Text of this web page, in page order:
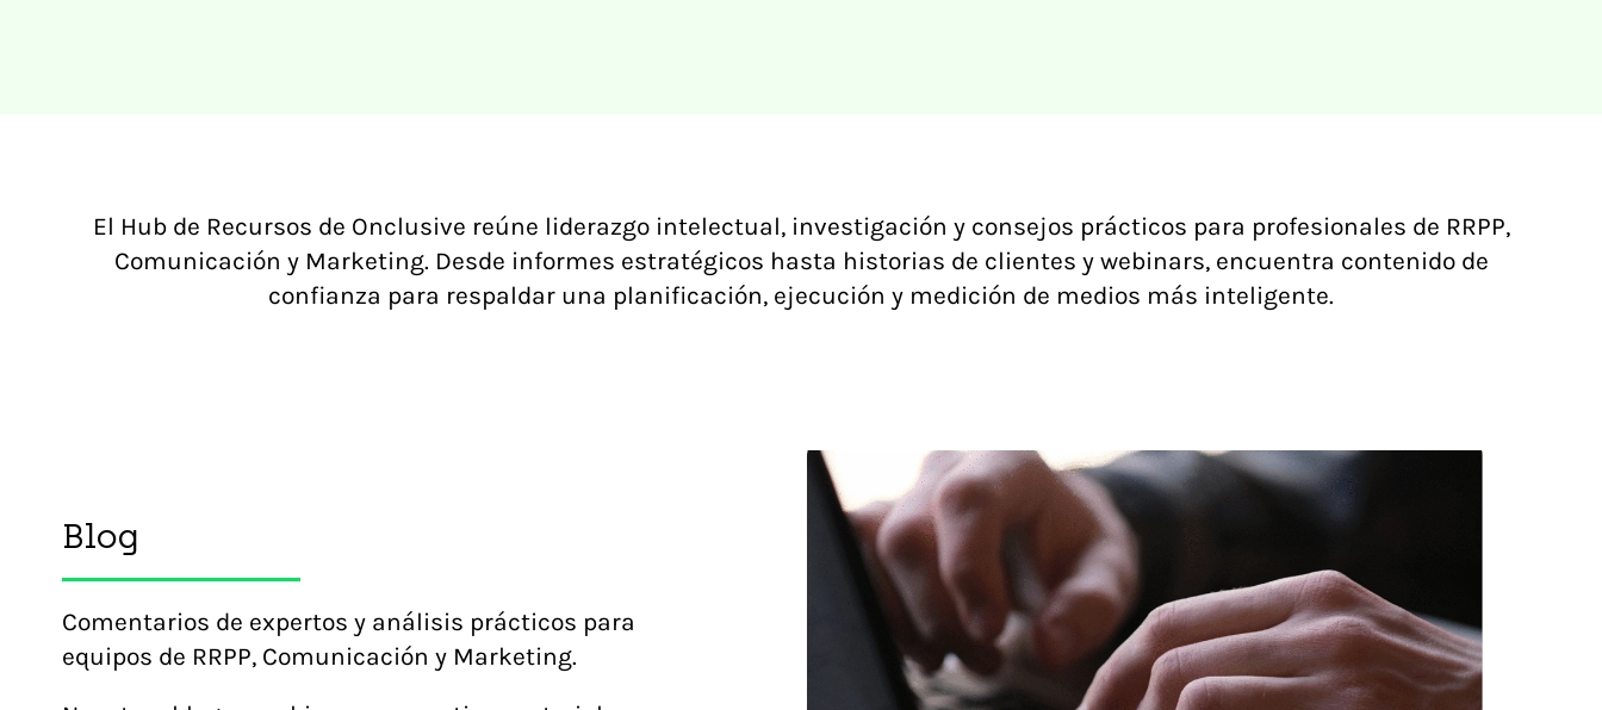
El Hub de Recursos de Onclusive reúne liderazgo intelectual, investigación y consejos prácticos para profesionales de RRPP,
Comunicación y Marketing. Desde informes estratégicos hasta historias de clientes y webinars, encuentra contenido de
confianza para respaldar una planificación, ejecución y medición de medios más inteligente.
Blog
Comentarios de expertos y análisis prácticos para
equipos de RRPP, Comunicación y Marketing.